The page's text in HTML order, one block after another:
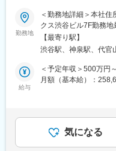
・有給休暇取得率
率100％
■当社について
険）を扱っています。
自社での取り組みのほ
・経営層と近い立場
身に付けることがで
です
◎”全員CFO主義”を掲
します！
◎業務改善やDX推進
◎経営層や他部門との
をとりながら業務を
に伴い、IFRSによる
ど、経理部門に求め
は、これからの組織
勤務地
＜勤務地詳細＞本社
クス渋谷ビル7F勤務
全面禁煙変更の範囲
先、労働者の自宅での
【最寄り駅】
渋谷駅、神泉駅、代官
給与
＜予定年収＞500万円
月額（基本給）：
経験、スキルを考慮
■賞与：年2回（12月
職）として採用の場合
気になる